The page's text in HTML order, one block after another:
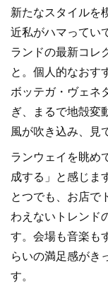
新たなスタイルを
近私がハマってい
ランドの最新コレ
と。個人的なおす
ボッテガ・ヴェネ
ぎ、まるで地殻変
風が吹き込み、見
ランウェイを眺め
成する」と感じま
とつでも、お店で
わえないトレンド
す。会場も音楽も
らいの満足感がき
す。